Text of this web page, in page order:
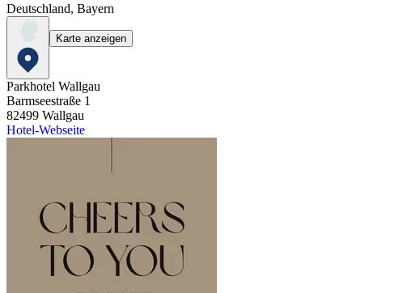
Deutschland, Bayern
Karte anzeigen
Parkhotel Wallgau
Barmseestraße 1
82499 Wallgau
Hotel-Webseite